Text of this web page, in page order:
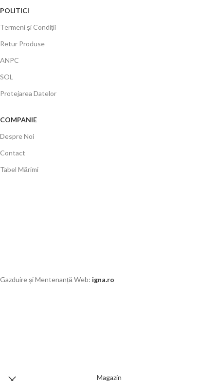
POLITICI
Termeni și Condiții
Retur Produse
ANPC
SOL
Protejarea Datelor
COMPANIE
Despre Noi
Contact
Tabel Mărimi
Gazduire și Mentenanță Web: igna.ro
Magazin